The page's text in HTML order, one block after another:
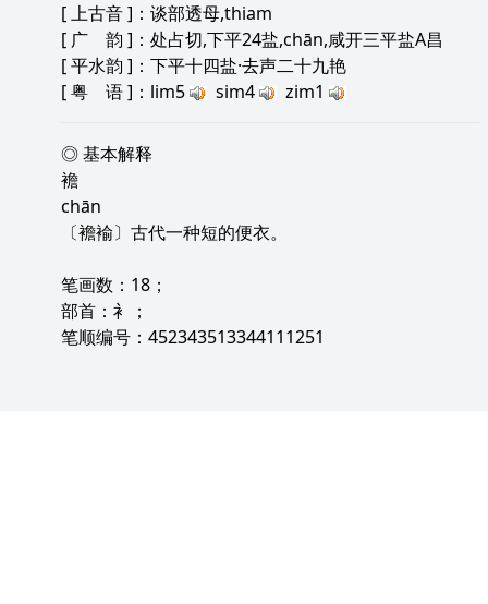
[上古音]：谈部透母,thiam
[ 广 韵 ]：处占切,下平24盐,chān,咸开三平盐A昌
[平水韵 ]：下平十四盐·去声二十九艳
[粤 语]：lim5 sim4 zim1
◎ 基本解释
襜
chān
〔襜褕〕古代一种短的便衣。
笔画数：18；
部首：衤；
笔顺编号：452343513344111251